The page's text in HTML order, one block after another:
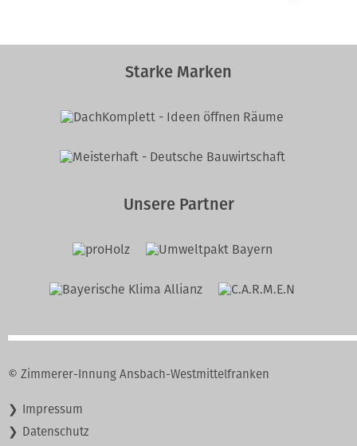
Starke Marken
Unsere Partner
© Zimmerer-Innung Ansbach-Westmittelfranken
Navigation
überspringen
Impressum
Datenschutz